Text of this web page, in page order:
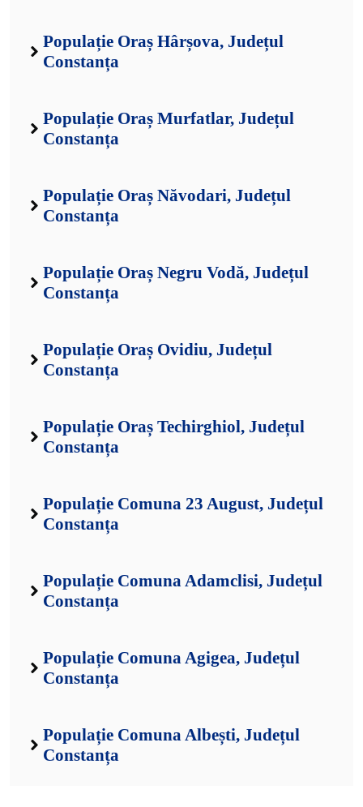
Populație Oraș Hârșova, Județul
Constanța
Populație Oraș Murfatlar, Județul
Constanța
Populație Oraș Năvodari, Județul
Constanța
Populație Oraș Negru Vodă, Județul
Constanța
Populație Oraș Ovidiu, Județul
Constanța
Populație Oraș Techirghiol, Județul
Constanța
Populație Comuna 23 August, Județul
Constanța
Populație Comuna Adamclisi, Județul
Constanța
Populație Comuna Agigea, Județul
Constanța
Populație Comuna Albești, Județul
Constanța